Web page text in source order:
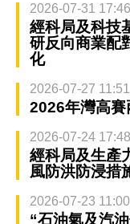
2026-07-31 17:46
經科局及科技
研反向商業配
化
2026-07-27 11:51
2026年灣高
2026-07-24 17:48
經科局及生產
風防洪防浸措
2026-07-23 11:00
“石油氣及汽